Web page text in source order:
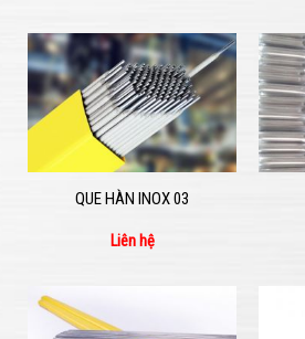
QUE HÀN INOX 03
Liên hệ